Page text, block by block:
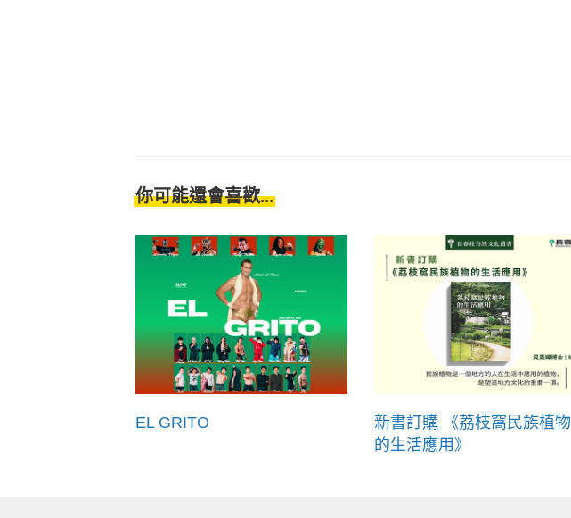
你可能還會喜歡...
EL GRITO
新書訂購 《荔枝窩民族植物
的生活應用》